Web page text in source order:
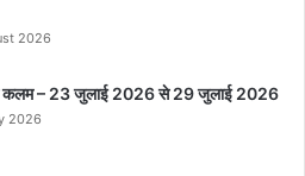
2026
कलम – 23 जुलाई 2026 से 29 जुलाई 2026
2026